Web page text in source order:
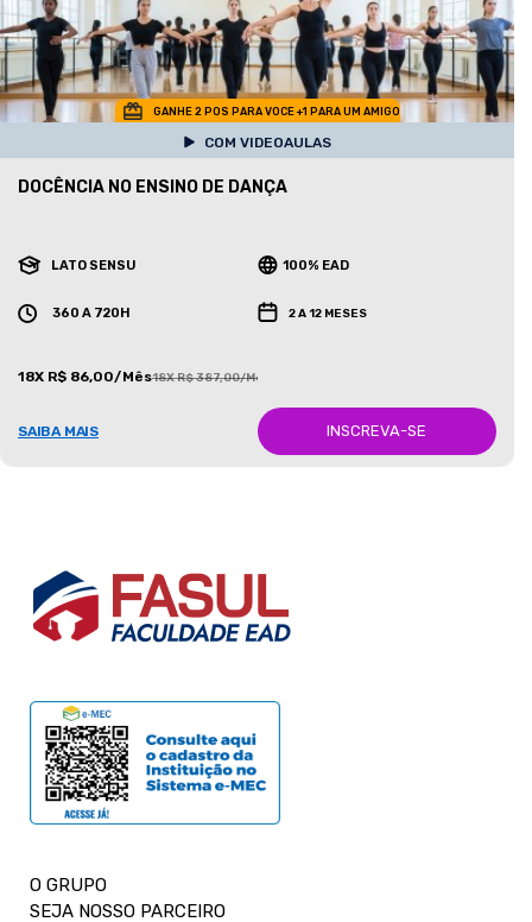
GANHE 2 POS PARA VOCE +1 PARA UM AMIGO
COM VIDEOAULAS
DOCÊNCIA NO ENSINO DE DANÇA
LATO SENSU 100% EAD
360 A 720H 2 A 12 MESES
18X R$ 86,00/Mês18X R$ 387,00/Mês
SAIBA MAIS INSCREVA-SE
O GRUPO
SEJA NOSSO PARCEIRO